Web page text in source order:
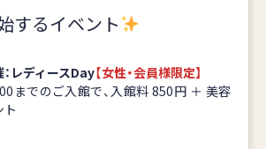
するイベント
レディースDay【女性・会員様限定】
00までのご入館で、入館料 850円 ＋ 美容